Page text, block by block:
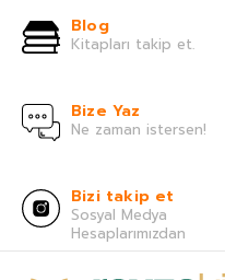
Blog
Kitapları takip et.
Bize Yaz
Ne zaman istersen!
Bizi takip et
Sosyal Medya
Hesaplarımızdan